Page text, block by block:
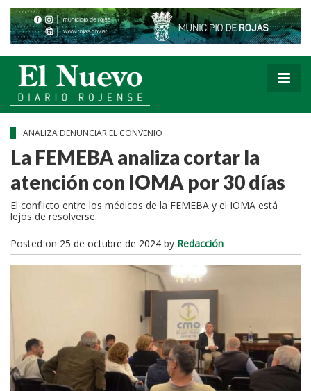
ANALIZA DENUNCIAR EL CONVENIO
La FEMEBA analiza cortar la
atención con IOMA por 30 días
El conflicto entre los médicos de la FEMEBA y el IOMA está
lejos de resolverse.
Posted on 25 de octubre de 2024 by Redacción